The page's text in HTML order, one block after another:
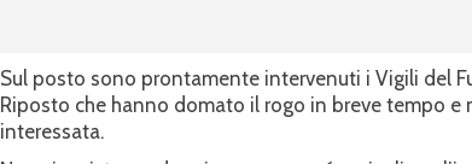
Sul posto sono prontamente intervenuti i Vigili del
Riposto che hanno domato il rogo in breve tempo e
interessata.